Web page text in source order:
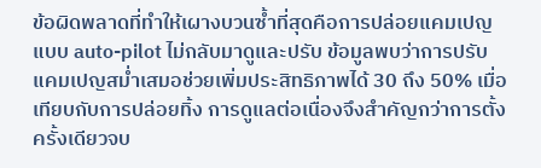
ข้อผิดพลาดที่ทำให้เผางบวนซ้ำที่สุดคือการปล่อยแคมเปญ
แบบ auto-pilot ไม่กลับมาดูและปรับ ข้อมูลพบว่าการปรับ
แคมเปญสม่ำเสมอช่วยเพิ่มประสิทธิภาพได้ 30 ถึง 50% เมื่อ
เทียบกับการปล่อยทิ้ง การดูแลต่อเนื่องจึงสำคัญกว่าการตั้ง
ครั้งเดียวจบ